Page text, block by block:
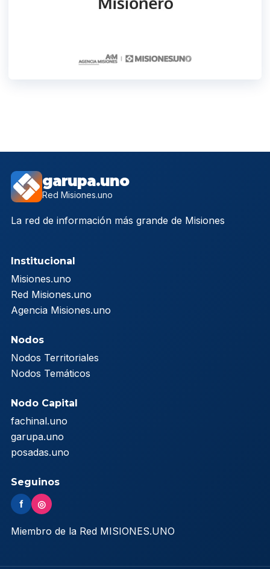
garupa.uno
Red Misiones.uno
La red de información más grande de Misiones
Institucional
Misiones.uno
Red Misiones.uno
Agencia Misiones.uno
Nodos
Nodos Territoriales
Nodos Temáticos
Nodo Capital
fachinal.uno
garupa.uno
posadas.uno
Seguinos
f ◎
Miembro de la Red MISIONES.UNO